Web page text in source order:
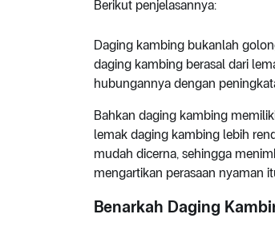
Berikut penjelasannya:
Daging kambing bukanlah
daging kambing berasal dari
hubungannya dengan
Bahkan daging kambing
lemak daging kambing lebih
mudah dicerna, sehingga
mengartikan perasaan nyaman
Benarkah Daging